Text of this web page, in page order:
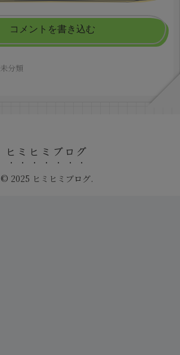
コメントを書き込む
未分類
ヒミヒミブログ
© 2025 ヒミヒミブログ.